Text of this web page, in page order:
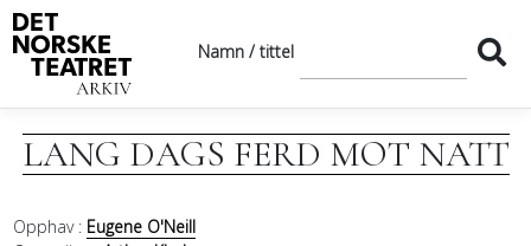
Namn / tittel
LANG DAGS FERD MOT NATT
Opphav : Eugene O'Neill